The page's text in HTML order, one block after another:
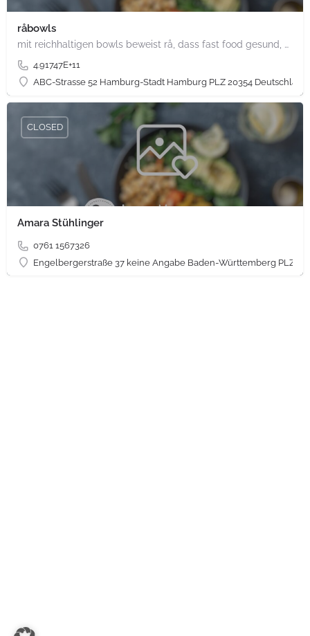
råbowls
mit reichhaltigen bowls beweist rå, dass fast food gesund, nachhaltig und hundertprozentig vegan sein kann.…
4.91747E+11
ABC-Strasse 52 Hamburg-Stadt Hamburg PLZ 20354 Deutschland
Amara Stühlinger
0761 1567326
Engelbergerstraße 37 keine Angabe Baden-Württemberg PLZ
CLOSED